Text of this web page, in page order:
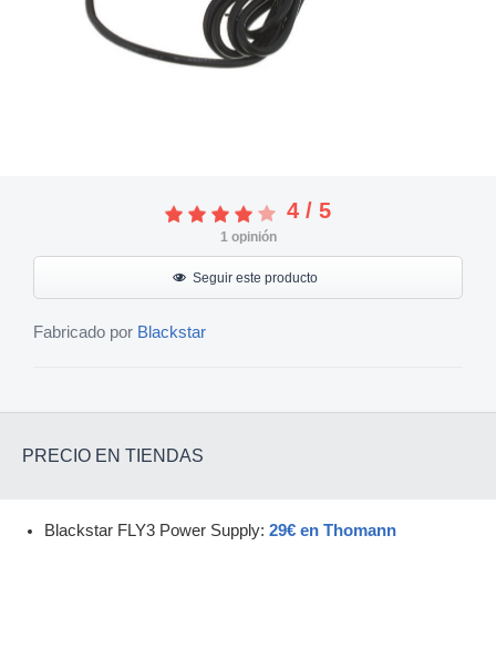
4 / 5
1opinión
Seguir este producto
Fabricado por Blackstar
PRECIO EN TIENDAS
Blackstar FLY3 Power Supply: 29€ en Thomann